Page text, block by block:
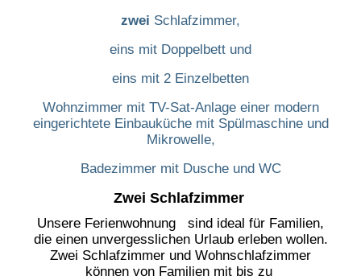
zwei Schlafzimmer,
eins mit Doppelbett und
eins mit 2 Einzelbetten
Wohnzimmer mit TV-Sat-Anlage einer modern
eingerichtete Einbauküche mit Spülmaschine und
Mikrowelle,
Badezimmer mit Dusche und WC
Zwei Schlafzimmer
Unsere Ferienwohnung sind ideal für Familien,
die einen unvergesslichen Urlaub erleben wollen.
Zwei Schlafzimmer und Wohnschlafzimmer
können von Familien mit bis zu